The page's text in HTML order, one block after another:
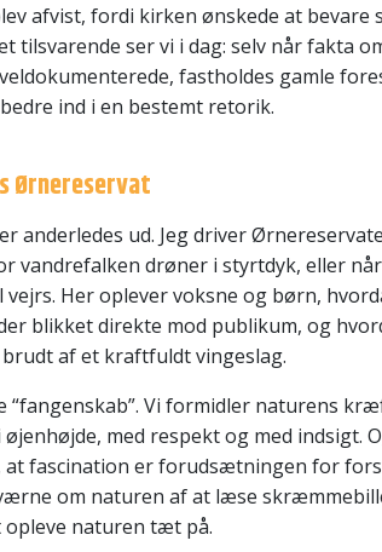
afvist, fordi kirken ønskede at bevare
tilsvarende ser vi i dag: selv når fakta
fastholdes gamle
ind i en bestemt retorik.
Ørnereservat
anderledes ud. Jeg driver
vandrefalken drøner i styrtdyk, eller
Her oplever voksne og børn,
blikket direkte mod publikum, og
af et kraftfuldt vingeslag.
“fangenskab”. Vi formidler naturens
øjenhøjde, med respekt og med indsigt.
at fascination er forudsætningen for
om naturen af at læse
naturen tæt på.